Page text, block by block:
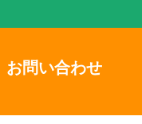
お問い合わせ